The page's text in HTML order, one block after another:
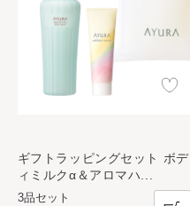
ギフトラッピングセット ボデ
ィミルクα＆アロマハ
3品セット